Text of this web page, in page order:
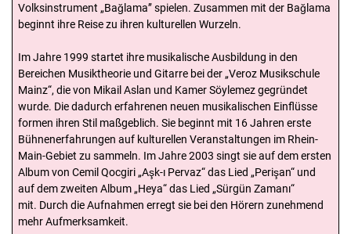
Volksinstrument „Bağlama’’ spielen. Zusammen mit der Bağlama
beginnt ihre Reise zu ihren kulturellen Wurzeln.
Im Jahre 1999 startet ihre musikalische Ausbildung in den
Bereichen Musiktheorie und Gitarre bei der „Veroz Musikschule
Mainz“, die von Mikail Aslan und Kamer Söylemez gegründet
wurde. Die dadurch erfahrenen neuen musikalischen Einflüsse
formen ihren Stil maßgeblich. Sie beginnt mit 16 Jahren erste
Bühnenerfahrungen auf kulturellen Veranstaltungen im Rhein-
Main-Gebiet zu sammeln. Im Jahre 2003 singt sie auf dem ersten
Album von Cemil Qocgiri „Aşk-ı Pervaz“ das Lied „Perişan“ und
auf dem zweiten Album „Heya“ das Lied „Sürgün Zamanı“
mit. Durch die Aufnahmen erregt sie bei den Hörern zunehmend
mehr Aufmerksamkeit.